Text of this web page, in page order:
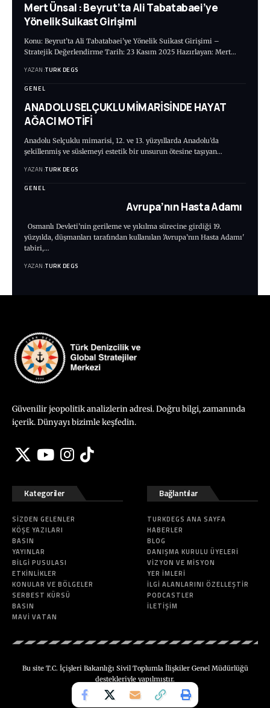
Mert Ünsal : Beyrut’ta Ali Tabatabaei’ye
Yönelik Suikast Girişimi
Konu: Beyrut’ta Ali Tabatabaei’ye Yönelik Suikast Girişimi –
Stratejik Değerlendirme Tarih: 23 Kasım 2025 Hazırlayan: Mert…
YAZAN:TURK DEGS
GENEL
ANADOLU SELÇUKLU MİMARİSİNDE HAYAT
AĞACI MOTİFİ
Anadolu Selçuklu mimarisi, 12. ve 13. yüzyıllarda Anadolu’da
şekillenmiş ve süslemeyi estetik bir unsurun ötesine taşıyan…
YAZAN:TURK DEGS
GENEL
Avrupa’nın Hasta Adamı
Osmanlı Devleti’nin gerileme ve yıkılma sürecine girdiği 19.
yüzyılda, düşmanları tarafından kullanılan 'Avrupa’nın Hasta Adamı'
tabiri,…
YAZAN:TURK DEGS
Güvenilir jeopolitik analizlerin adresi. Doğru bilgi, zamanında
içerik. Dünyayı bizimle keşfedin.
Kategoriler
SIZDEN GELENLER
KÖŞE YAZILARI
BASIN
YAYINLAR
BILGI PUSULASI
ETKINLIKLER
KONULAR VE BÖLGELER
SERBEST KÜRSÜ
BASIN
MAVI VATAN
Bağlantılar
TURKDEGS ANA SAYFA
HABERLER
BLOG
DANIŞMA KURULU ÜYELERI
VIZYON VE MISYON
YER İMLERI
İLGI ALANLARINI ÖZELLEŞTIR
PODCASTLER
İLETIŞIM
Bu site T.C. İçişleri Bakanlığı Sivil Toplumla İlişkiler Genel Müdürlüğü
destekleriyle yapılmıştır.
Made inMetromas